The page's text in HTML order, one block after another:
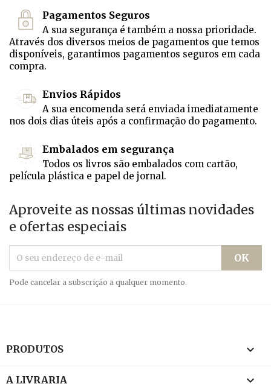
Pagamentos Seguros
A sua segurança é também a nossa prioridade.
Através dos diversos meios de pagamentos que temos
disponíveis, garantimos pagamentos seguros em cada
compra.
Envios Rápidos
A sua encomenda será enviada imediatamente
nos dois dias úteis após a confirmação do pagamento.
Embalados em segurança
Todos os livros são embalados com cartão,
película plástica e papel de jornal.
Aproveite as nossas últimas novidades
e ofertas especiais
Pode cancelar a subscrição a qualquer momento.
PRODUTOS 
A LIVRARIA 